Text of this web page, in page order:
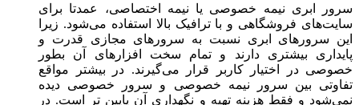
سرور ابری نیمه خصوصی یا نیمه اختصاصی، عمدتا برای
سایت‌های فروشگاهی و با ترافیک بالا استفاده می‌شود. زیرا
این سرورهای ابری نسبت به سرورهای مجازی قدرت و
پایداری بیشتری دارند و تمام سخت افزارهای آن بطور
خصوصی در اختیار کاربر قرار می‌گیرند. در بیشتر مواقع
تفاوتی بین سرور نیمه خصوصی و سرور خصوصی دیده
نمی‌شود و فقط هزینه تهیه و نگهداری آن پایین تر است. در